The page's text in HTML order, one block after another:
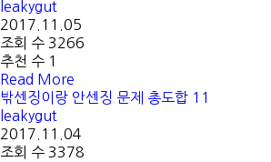
leakygut
2017.11.05
조회 수 3266
추천 수 1
Read More
밖센징이랑 안센징 문제 총도합 11
leakygut
2017.11.04
조회 수 3378